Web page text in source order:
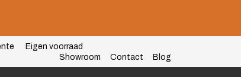
Eigen voorraad
Showroom
Contact Blog